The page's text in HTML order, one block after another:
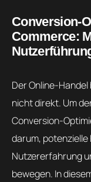
Conversion-
Commerce:
Der Online-
nicht direkt. Um
Conversion-
darum,
Nutzererfahrung
bewegen. In